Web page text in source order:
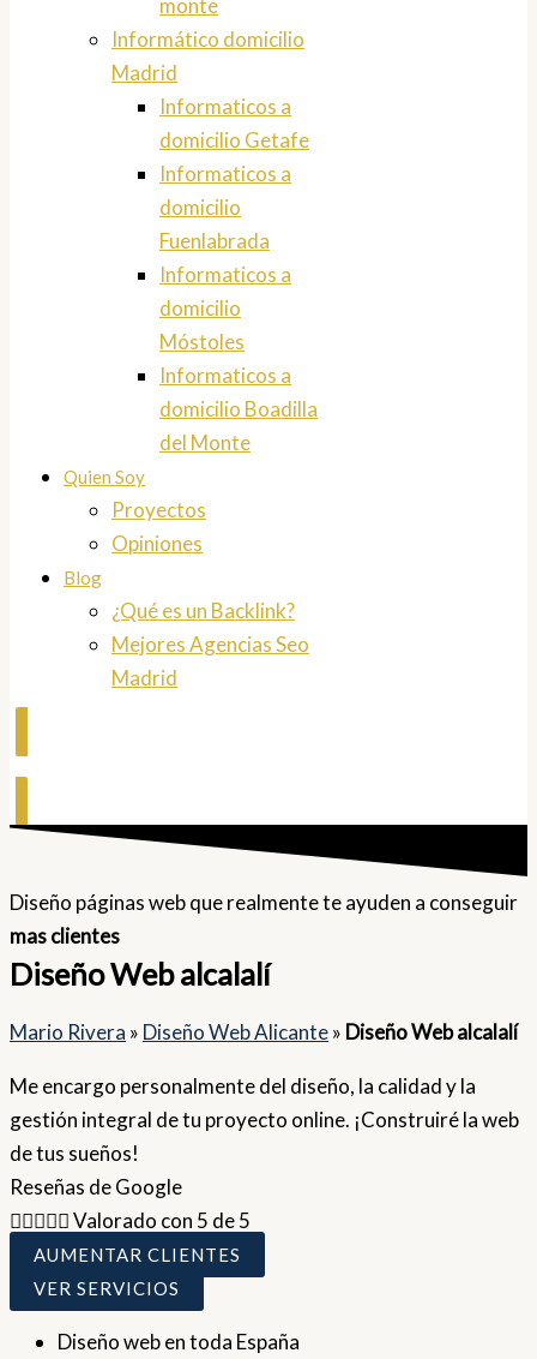
monte
Informático domicilio
Madrid
Informaticos a
domicilio Getafe
Informaticos a
domicilio
Fuenlabrada
Informaticos a
domicilio
Móstoles
Informaticos a
domicilio Boadilla
del Monte
Quien Soy
Proyectos
Opiniones
Blog
¿Qué es un Backlink?
Mejores Agencias Seo
Madrid
Diseño páginas web que realmente te ayuden a conseguir
mas clientes
Diseño Web alcalalí
Mario Rivera » Diseño Web Alicante» Diseño Web alcalalí
Me encargo personalmente del diseño, la calidad y la
gestión integral de tu proyecto online. ¡Construiré la web
de tus sueños!
Reseñas de Google
Valorado con 5 de 5
AUMENTAR CLIENTES
VER SERVICIOS
Diseño web en toda España